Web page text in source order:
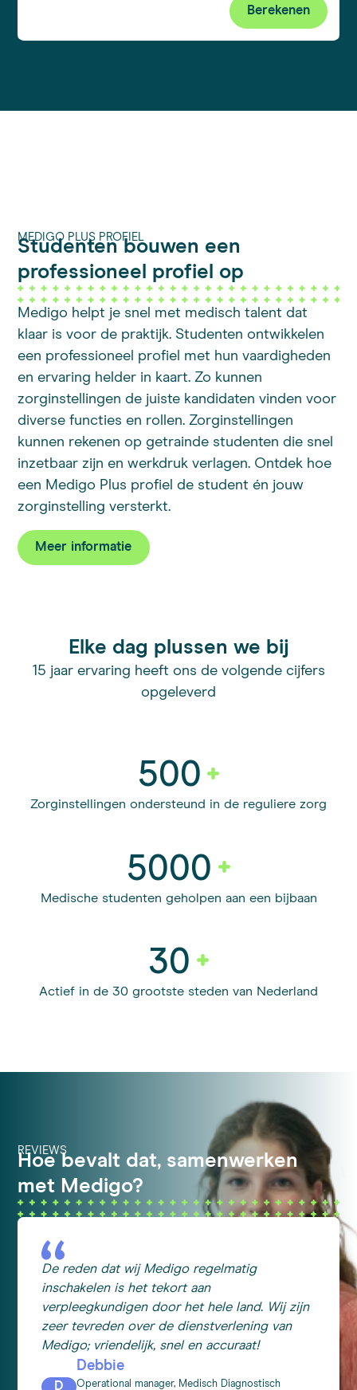
Berekenen
MEDIGO PLUS PROFIEL
Studenten bouwen een
professioneel profiel op
Medigo helpt je snel met medisch talent dat
klaar is voor de praktijk. Studenten ontwikkelen
een professioneel profiel met hun vaardigheden
en ervaring helder in kaart. Zo kunnen
zorginstellingen de juiste kandidaten vinden voor
diverse functies en rollen. Zorginstellingen
kunnen rekenen op getrainde studenten die snel
inzetbaar zijn en werkdruk verlagen. Ontdek hoe
een Medigo Plus profiel de student én jouw
zorginstelling versterkt.
Meer informatie
Elke dag plussen we bij
15 jaar ervaring heeft ons de volgende cijfers
opgeleverd
500
Zorginstellingen ondersteund in de reguliere zorg
5000
Medische studenten geholpen aan een bijbaan
30
Actief in de 30 grootste steden van Nederland
REVIEWS
Hoe bevalt dat, samenwerken
met Medigo?
De reden dat wij Medigo regelmatig
inschakelen is het tekort aan
verpleegkundigen door het hele land. Wij zijn
zeer tevreden over de dienstverlening van
Medigo; vriendelijk, snel en accuraat!
D
Debbie
Operational manager, Medisch Diagnostisch